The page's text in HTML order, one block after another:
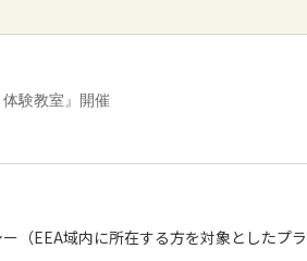
験教室』開催
（EEA域内に所在する方を対象としたプ